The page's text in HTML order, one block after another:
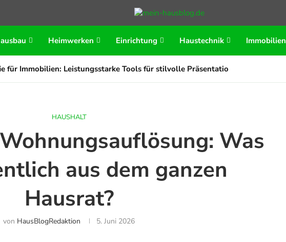
Heimwerken Einrichtung Haustechnik Immobilien
für Immobilien: Leistungsstarke Tools für stilvolle Präsentationen
HAUSHALT
Was
aus dem ganzen
Hausrat?
von HausBlogRedaktion 5. Juni 2026